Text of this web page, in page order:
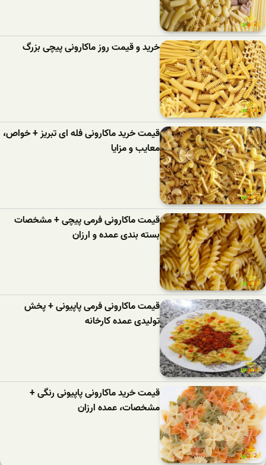
خرید و قیمت روز ماکارونی پیچی بزرگ
قیمت خرید ماکارونی فله ای تبریز + خواص،
معایب و مزایا
قیمت ماکارونی فرمی پیچی + مشخصات
بسته بندی عمده و ارزان
قیمت ماکارونی فرمی پاپیونی + پخش
تولیدی عمده کارخانه
قیمت خرید ماکارونی پاپیونی رنگی +
مشخصات، عمده ارزان